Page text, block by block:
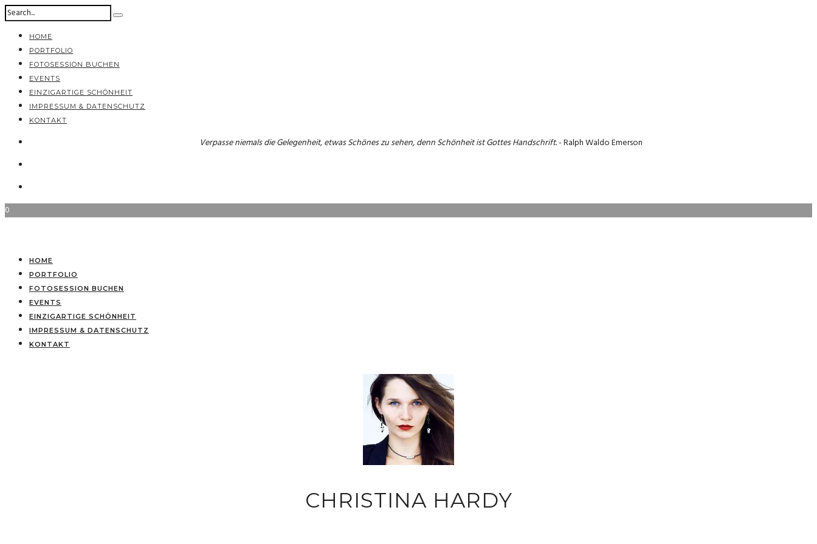
HOME
PORTFOLIO
FOTOSESSION BUCHEN
EVENTS
EINZIGARTIGE SCHÖNHEIT
IMPRESSUM & DATENSCHUTZ
KONTAKT
Verpasse niemals die Gelegenheit, etwas Schönes zu sehen, denn Schönheit ist Gottes Handschrift.- Ralph Waldo Emerson
0
HOME
PORTFOLIO
FOTOSESSION BUCHEN
EVENTS
EINZIGARTIGE SCHÖNHEIT
IMPRESSUM & DATENSCHUTZ
KONTAKT
CHRISTINA HARDY